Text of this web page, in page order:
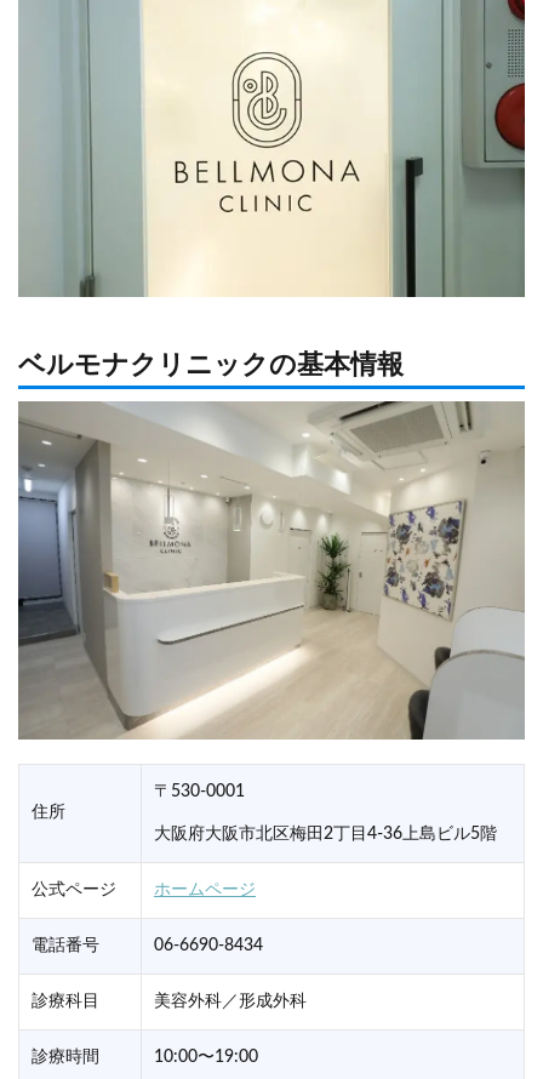
ベルモナクリニックの基本情報
住所
〒530-0001
大阪府大阪市北区梅田2丁目4-36上島ビル5階
公式ページ ホームページ
電話番号 06-6690-8434
診療科目 美容外科／形成外科
診療時間 10:00〜19:00